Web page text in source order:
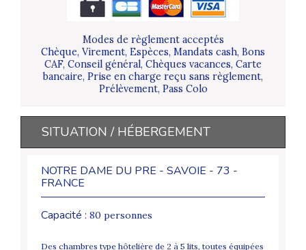
Modes de règlement acceptés
Chèque, Virement, Espèces, Mandats cash, Bons
CAF, Conseil général, Chèques vacances, Carte
bancaire, Prise en charge reçu sans règlement,
Prélèvement, Pass Colo
SITUATION / HÉBERGEMENT
NOTRE DAME DU PRE - SAVOIE - 73 -
FRANCE
Capacité : 80 personnes
Des chambres type hôtelière de 2 à 5 lits, toutes équipées